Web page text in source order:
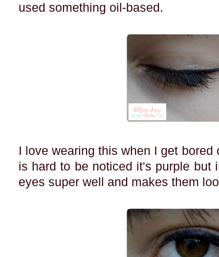
used something oil-based.
I love wearing this when I get
is hard to be noticed it's purple but
eyes super well and makes them